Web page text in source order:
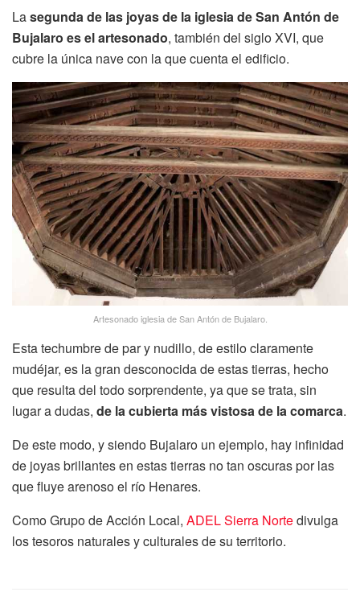
Lasegunda de las joyas de la iglesia de San Antón de
Bujalaro es el artesonado, también del siglo XVI, que
cubre la única nave con la que cuenta el edificio.
Artesonado iglesia de San Antón de Bujalaro.
Esta techumbre de par y nudillo, de estilo claramente
mudéjar, es la gran desconocida de estas tierras, hecho
que resulta del todo sorprendente, ya que se trata, sin
lugar a dudas, de la cubierta más vistosa de la comarca.
De este modo, y siendo Bujalaro un ejemplo, hay infinidad
de joyas brillantes en estas tierras no tan oscuras por las
que fluye arenoso el río Henares.
Como Grupo de Acción Local, ADEL Sierra Nortedivulga
los tesoros naturales y culturales de su territorio.